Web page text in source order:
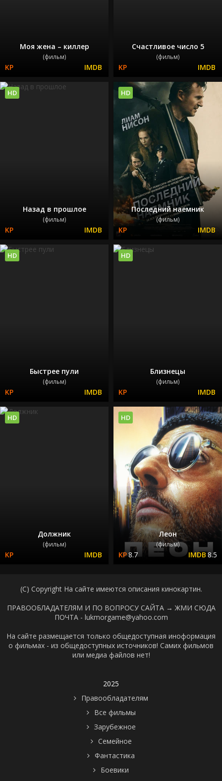
Моя жена – киллер
(фильм)
Счастливое число 5
(фильм)
Назад в прошлое
(фильм)
HD
Последний наемник
(фильм)
HD
Быстрее пули
(фильм)
HD
Близнецы
(фильм)
HD
Должник
(фильм)
HD
Леон
(фильм)
8.7 8.5
HD
(C) Copyright На сайте имеются описания кинокартин.
ПРАВООБЛАДАТЕЛЯМ И ПО ВОПРОСУ САЙТА → ЖМИ СЮДА
ПОЧТА - lukmorgame@yahoo.com
На сайте размещается только общедоступная иноформация
о фильмах - из общедоступных источников! Самих фильмов
или медиа файлов нет!
2025
Правообладателям
Все фильмы
Зарубежное
Семейное
Фантастика
Боевики